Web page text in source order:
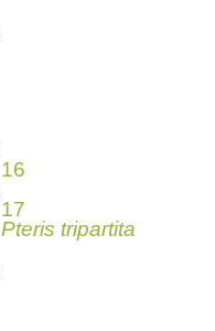
16
17
Pteris tripartita